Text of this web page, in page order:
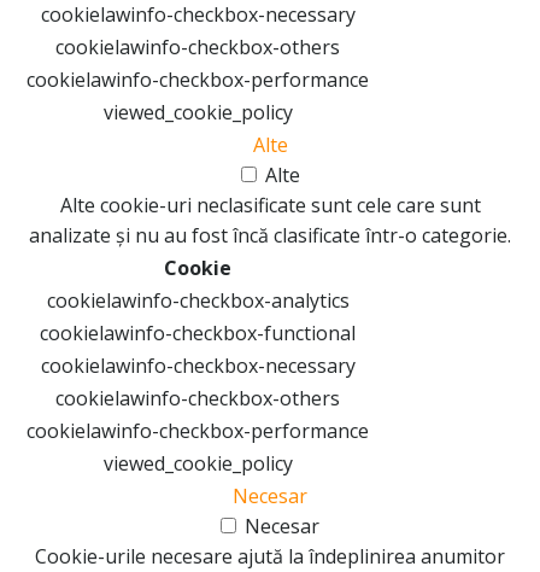
cookielawinfo-checkbox-necessary
cookielawinfo-checkbox-others
cookielawinfo-checkbox-performance
viewed_cookie_policy
Alte
Alte
Alte cookie-uri neclasificate sunt cele care sunt
analizate și nu au fost încă clasificate într-o categorie.
Cookie
cookielawinfo-checkbox-analytics
cookielawinfo-checkbox-functional
cookielawinfo-checkbox-necessary
cookielawinfo-checkbox-others
cookielawinfo-checkbox-performance
viewed_cookie_policy
Necesar
Necesar
Cookie-urile necesare ajută la îndeplinirea anumitor